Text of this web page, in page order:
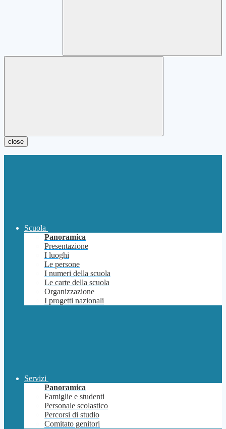
close
Scuola
Panoramica
Presentazione
I luoghi
Le persone
I numeri della scuola
Le carte della scuola
Organizzazione
I progetti nazionali
Servizi
Panoramica
Famiglie e studenti
Personale scolastico
Percorsi di studio
Comitato genitori